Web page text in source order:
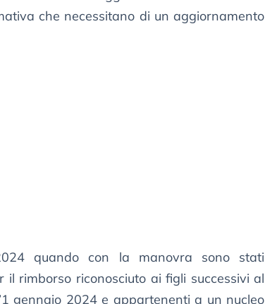
che necessitano di un aggiornamento
quando con la manovra sono stati
rimborso riconosciuto ai figli successivi al
gennaio 2024 e appartenenti a un nucleo